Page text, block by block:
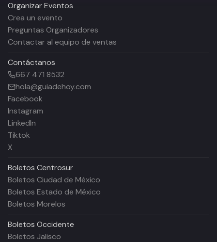
Organizar Eventos
Crea un evento
Preguntas Organizadores
Contactar al equipo de ventas
Contáctanos
667 471 8532
hola@guiadehoy.com
Facebook
Instagram
LinkedIn
Tiktok
X
Boletos Centrosur
Boletos Ciudad de México
Boletos Estado de México
Boletos Morelos
Boletos Occidente
Boletos Jalisco